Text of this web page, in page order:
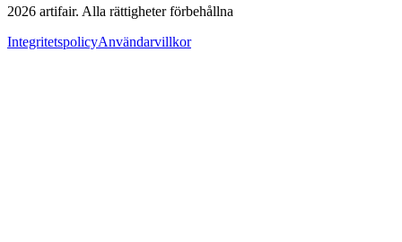
2026 artifair. Alla rättigheter förbehållna
IntegritetspolicyAnvändarvillkor